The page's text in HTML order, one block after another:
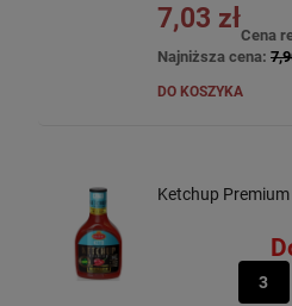
7,03 zł
Cena
Najniższa cena:
DO KOSZYKA
Ketchup
3